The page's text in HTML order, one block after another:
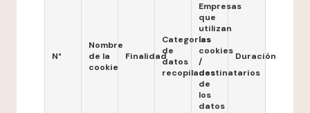
N°
Nombre
de la
cookie
Finalidad
Categorías
de
datos
recopilados
Empresas
que
utilizan
las
cookies
/
destinatarios
de
los
datos
Duración